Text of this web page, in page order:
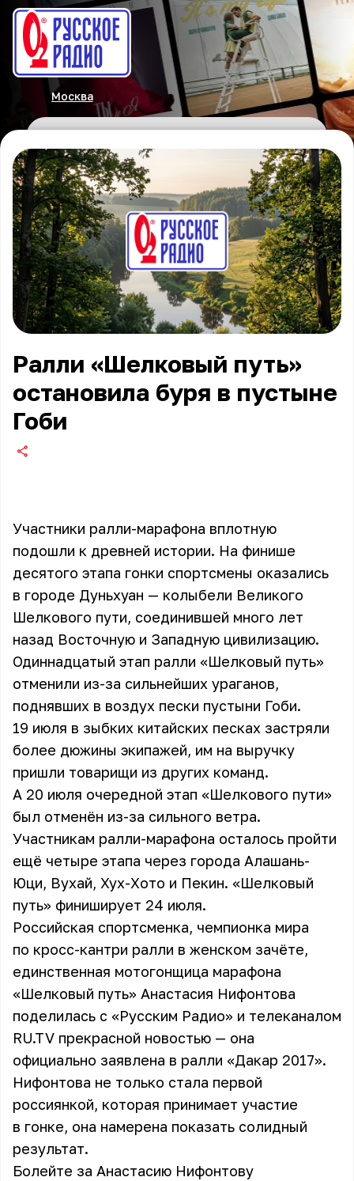
Москва
Ралли «Шелковый путь»
остановила буря в пустыне
Гоби
Участники ралли-марафона вплотную
подошли к древней истории. На финише
десятого этапа гонки спортсмены оказались
в городе Дуньхуан — колыбели Великого
Шелкового пути, соединившей много лет
назад Восточную и Западную цивилизацию.
Одиннадцатый этап ралли «Шелковый путь»
отменили из-за сильнейших ураганов,
поднявших в воздух пески пустыни Гоби.
19 июля в зыбких китайских песках застряли
более дюжины экипажей, им на выручку
пришли товарищи из других команд.
А 20 июля очередной этап «Шелкового пути»
был отменён из-за сильного ветра.
Участникам ралли-марафона осталось пройти
ещё четыре этапа через города Алашань-
Юци, Вухай, Хух-Хото и Пекин. «Шелковый
путь» финиширует 24 июля.
Российская спортсменка, чемпионка мира
по кросс-кантри ралли в женском зачёте,
единственная мотогонщица марафона
«Шелковый путь» Анастасия Нифонтова
поделилась с «Русским Радио» и телеканалом
RU.TV прекрасной новостью — она
официально заявлена в ралли «Дакар 2017».
Нифонтова не только стала первой
россиянкой, которая принимает участие
в гонке, она намерена показать солидный
результат.
Болейте за Анастасию Нифонтову